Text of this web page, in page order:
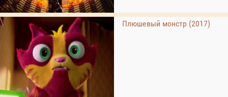
Плюшевый монстр (2017)